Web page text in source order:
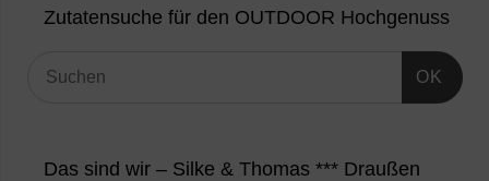
Zutatensuche für den OUTDOOR Hochgenuss
OK
Das sind wir – Silke & Thomas *** Draußen